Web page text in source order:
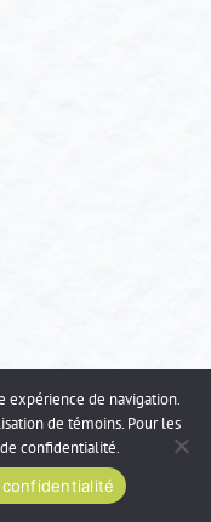
expérience de navigation.
de témoins. Pour les
confidentialité.